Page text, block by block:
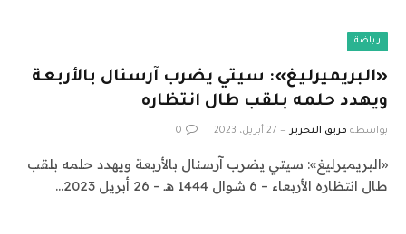
رياضة
«البريميرليغ»: سيتي يضرب آرسنال بالأربعة
ويهدد حلمه بلقب طال انتظاره
بواسطة فريق التحرير 27 أبريل، 2023 0
«البريميرليغ»: سيتي يضرب آرسنال بالأربعة ويهدد حلمه بلقب
طال انتظاره الأربعاء – 6 شوال 1444 هـ – 26 أبريل 2023…